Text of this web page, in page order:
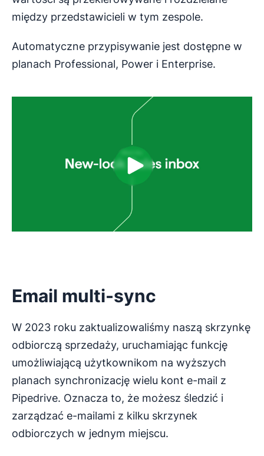
między przedstawicieli w tym zespole.
Automatyczne przypisywanie jest dostępne w
planach Professional, Power i Enterprise.
Email multi-sync
W 2023 roku zaktualizowaliśmy naszą skrzynkę
odbiorczą sprzedaży, uruchamiając funkcję
umożliwiającą użytkownikom na wyższych
planach synchronizację wielu kont e-mail z
Pipedrive. Oznacza to, że możesz śledzić i
zarządzać e-mailami z kilku skrzynek
odbiorczych w jednym miejscu.